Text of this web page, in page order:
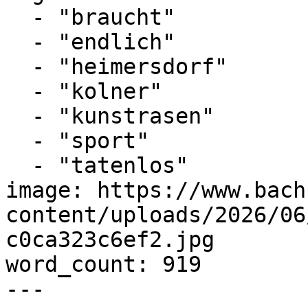
image: https://
content/uploads/2026/
c0ca323c6ef2.jpg
word_count: 919
---